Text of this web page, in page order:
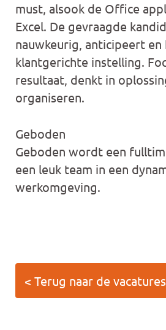
must, alsook de Office
Excel. De gevraagde
nauwkeurig, anticipeert en
klantgerichte instelling.
resultaat, denkt in
organiseren.
Geboden
Geboden wordt een
een leuk team in een
werkomgeving.
< Terug naar de vacatures